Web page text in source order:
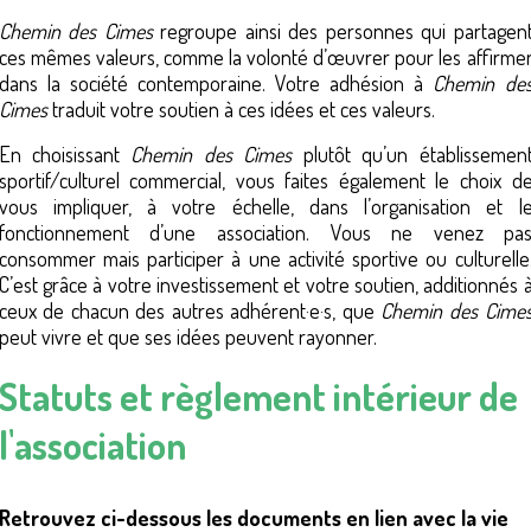
des Cimesregroupe ainsi des personnes qui
mêmes valeurs, comme la volonté d’œuvrer pour les
la société contemporaine. Votre adhésion à Chemin
traduit votre soutien à ces idées et ces valeurs.
choisissant Chemin des Cimesplutôt qu’un
culturel commercial, vous faites également le choix
impliquer, à votre échelle, dans l’organisation et
d’une association. Vous ne venez
mais participer à une activité sportive ou
grâce à votre investissement et votre soutien, additionnés
de chacun des autres adhérent·e·s, que Chemin des
vivre et que ses idées peuvent rayonner.
tatuts et règlement intérieur de
ci-dessous les documents en lien avec la vie